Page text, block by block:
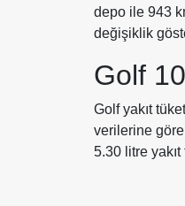
depo ile 943
değişiklik
Golf
Golf yakıt
verilerine göre
5.30 litre